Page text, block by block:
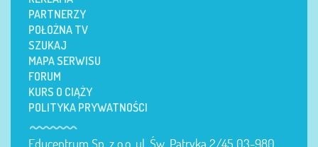
PARTNERZY
POŁOŻNA TV
SZUKAJ
MAPA SERWISU
FORUM
KURS O CIĄŻY
POLITYKA PRYWATNOŚCI